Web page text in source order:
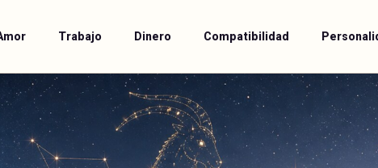
Trabajo Dinero Compatibilidad